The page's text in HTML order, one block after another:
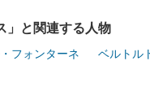
」と関連する人物
フォンターネ ベルトル